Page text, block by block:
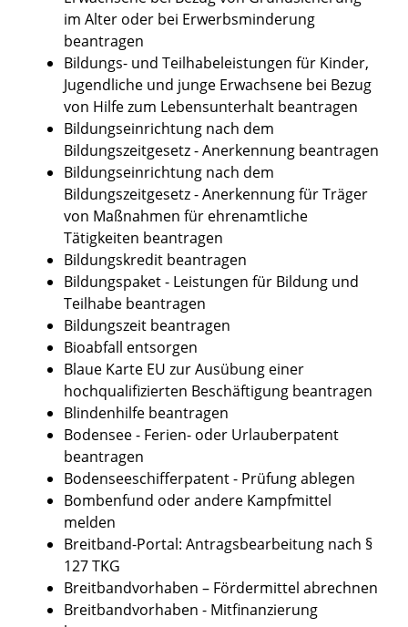
im Alter oder bei Erwerbsminderung
beantragen
Bildungs- und Teilhabeleistungen für Kinder,
Jugendliche und junge Erwachsene bei Bezug
von Hilfe zum Lebensunterhalt beantragen
Bildungseinrichtung nach dem
Bildungszeitgesetz - Anerkennung beantragen
Bildungseinrichtung nach dem
Bildungszeitgesetz - Anerkennung für Träger
von Maßnahmen für ehrenamtliche
Tätigkeiten beantragen
Bildungskredit beantragen
Bildungspaket - Leistungen für Bildung und
Teilhabe beantragen
Bildungszeit beantragen
Bioabfall entsorgen
Blaue Karte EU zur Ausübung einer
hochqualifizierten Beschäftigung beantragen
Blindenhilfe beantragen
Bodensee - Ferien- oder Urlauberpatent
beantragen
Bodenseeschifferpatent - Prüfung ablegen
Bombenfund oder andere Kampfmittel
melden
Breitband-Portal: Antragsbearbeitung nach §
127 TKG
Breitbandvorhaben – Fördermittel abrechnen
Breitbandvorhaben - Mitfinanzierung